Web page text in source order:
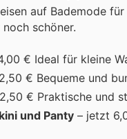
auf Bademode
schöner.
€ Ideal für kleine
€ Bequeme und
€ Praktische und
und Panty – jetzt